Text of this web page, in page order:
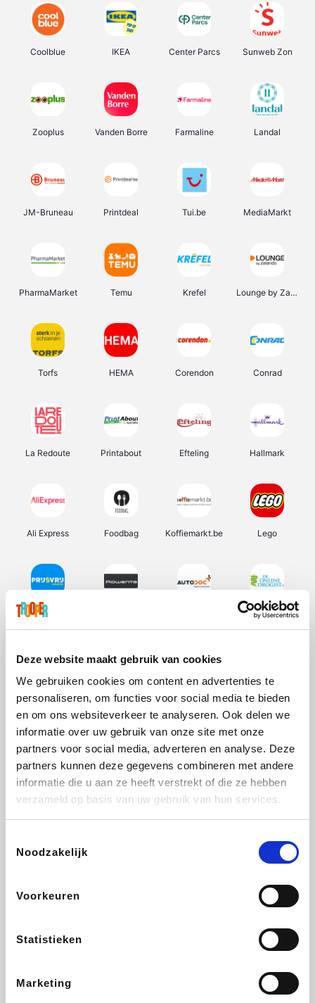
Deze website maakt gebruik van cookies
We gebruiken cookies om content en advertenties te
personaliseren, om functies voor social media te bieden
en om ons websiteverkeer te analyseren. Ook delen we
informatie over uw gebruik van onze site met onze
partners voor social media, adverteren en analyse. Deze
partners kunnen deze gegevens combineren met andere
informatie die u aan ze heeft verstrekt of die ze hebben
verzameld op basis van uw gebruik van hun services.
Noodzakelijk
Voorkeuren
Statistieken
Marketing
Coolblue IKEA Center Parcs Sunweb Zon
Zooplus Vanden Borre Farmaline Landal
JM-Bruneau Printdeal Tui.be MediaMarkt
PharmaMarket Temu Krefel Lounge by Zalando
Torfs HEMA Corendon Conrad
La Redoute Printabout Efteling Hallmark
Ali Express Foodbag Koffiemarkt.be Lego
Prijsvrij De Online Drogist
Vidaxl Lampenlicht.be Plopsa Adidas
All Accor
DectDirect
SupraBazar